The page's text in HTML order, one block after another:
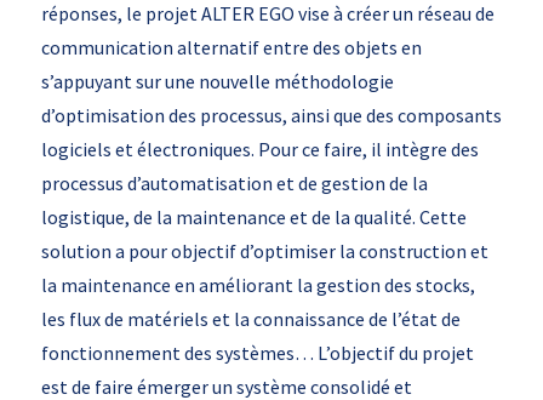
réponses, le projet ALTER EGO vise à créer un réseau de
communication alternatif entre des objets en
s’appuyant sur une nouvelle méthodologie
d’optimisation des processus, ainsi que des composants
logiciels et électroniques. Pour ce faire, il intègre des
processus d’automatisation et de gestion de la
logistique, de la maintenance et de la qualité. Cette
solution a pour objectif d’optimiser la construction et
la maintenance en améliorant la gestion des stocks,
les flux de matériels et la connaissance de l’état de
fonctionnement des systèmes… L’objectif du projet
est de faire émerger un système consolidé et